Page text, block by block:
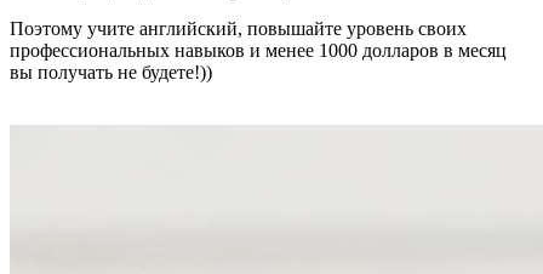
Поэтому учите английский, повышайте уровень своих
профессиональных навыков и менее 1000 долларов в месяц
вы получать не будете!))